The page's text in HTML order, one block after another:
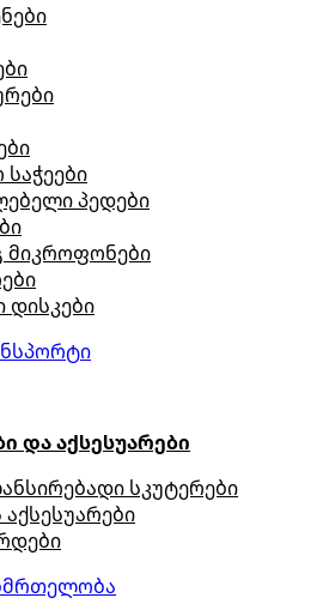
პედები
მიკროფონები
დისკები
და აქსესუარები
სკუტერები